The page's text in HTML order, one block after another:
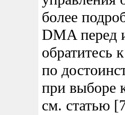
более
DMA перед
обратитесь
по
при выборе
см. статью